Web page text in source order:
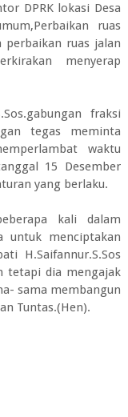
DPRK lokasi Desa
ruas
ruas jalan
menyerap
fraksi
tegas meminta
waktu
15 Desember
yang berlaku.
kali dalam
untuk menciptakan
H.Saifannur.S.Sos
tetapi dia mengajak
sama membangun
Tuntas.(Hen).